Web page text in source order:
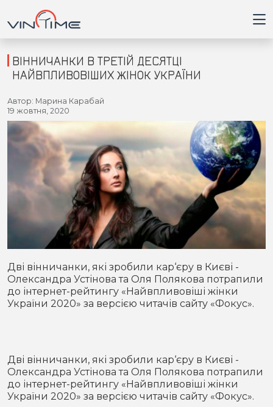
Головна
Війна
Новини
Кримінал
Здоров'я
Приватна думка
В кулуарах
Місто
Життя
Конфлікти
Партнери
Спорт
Футбол
Контакти
ВІННИЧАНКИ В ТРЕТІЙ ДЕСЯТЦІ
НАЙВПЛИВОВІШИХ ЖІНОК УКРАЇНИ
Автор: Марина Карабай
19 жовтня, 2020
Дві вінничанки, які зробили кар‘єру в Києві -
Олександра Устінова та Оля Полякова потрапили
до інтернет-рейтингу «Найвпливовіші жінки
України 2020» за версією читачів сайту «Фокус».
Дві вінничанки, які зробили кар‘єру в Києві -
Олександра Устінова та Оля Полякова потрапили
до інтернет-рейтингу «Найвпливовіші жінки
України 2020» за версією читачів сайту «Фокус».